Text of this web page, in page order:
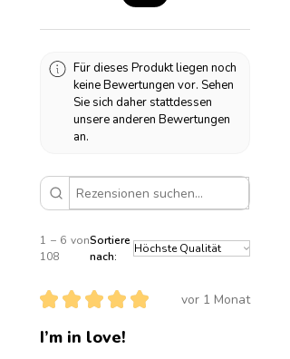
Pflegehinweise
Bitte nicht im Wasser tragen. Auch
Silber kann sich durch lange Zeit im
(Salz)Wasser oder an der Luft
einfach mit einem weichen
Mikrofasertuch ✨
Oliwia Zgodzaj
82515 Wolfratshausen
Deutschland
Für dieses Produkt liegen noch
keine Bewertungen vor. Sehen
Sie sich daher stattdessen
unsere anderen Bewertungen
an.
1 – 6 von
108
Sortiere
nach:
★ ★ ★ ★ ★ vor 1 Monat
I’m in love!